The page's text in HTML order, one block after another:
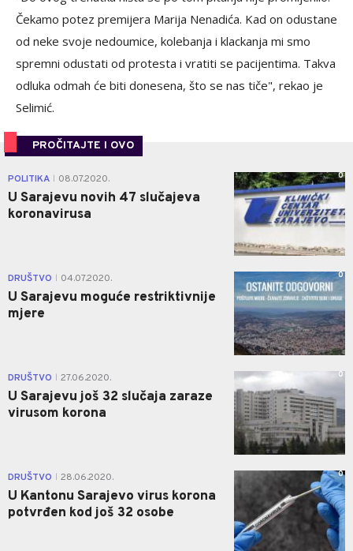
Čekamo potez premijera Marija Nenadića. Kad on odustane
od neke svoje nedoumice, kolebanja i klackanja mi smo
spremni odustati od protesta i vratiti se pacijentima. Takva
odluka odmah će biti donesena, što se nas tiče", rekao je
Selimić.
PROČITAJTE I OVO
POLITIKA 08.07.2020.
U Sarajevu novih 47 slučajeva
koronavirusa
0
DRUŠTVO 04.07.2020.
U Sarajevu moguće restriktivnije
mjere
0
DRUŠTVO 27.06.2020.
U Sarajevu još 32 slučaja zaraze
virusom korona
0
DRUŠTVO 28.06.2020.
U Kantonu Sarajevo virus korona
potvrđen kod još 32 osobe
0